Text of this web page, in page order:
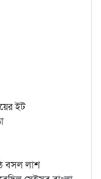
ইট
বসল লাশ